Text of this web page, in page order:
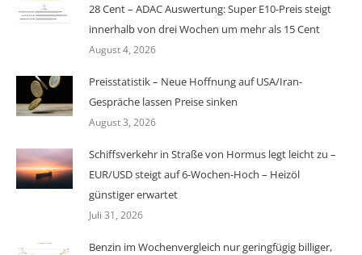
28 Cent – ADAC Auswertung: Super E10-Preis steigt
innerhalb von drei Wochen um mehr als 15 Cent
August 4, 2026
Preisstatistik – Neue Hoffnung auf USA/Iran-
Gespräche lassen Preise sinken
August 3, 2026
Schiffsverkehr in Straße von Hormus legt leicht zu –
EUR/USD steigt auf 6-Wochen-Hoch – Heizöl
günstiger erwartet
Juli 31, 2026
Benzin im Wochenvergleich nur geringfügig billiger,